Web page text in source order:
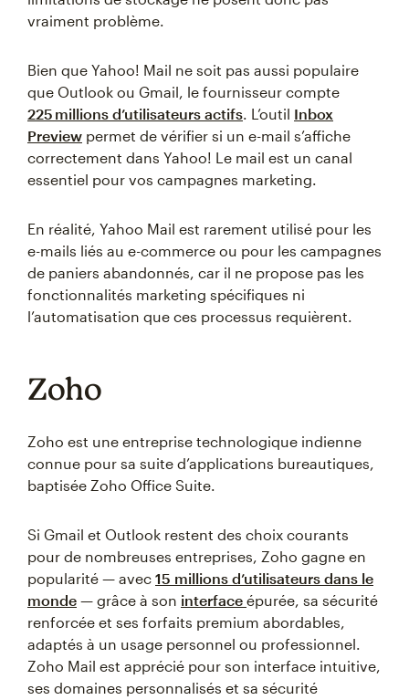
vraiment problème.
Bien que Yahoo! Mail ne soit pas aussi populaire
que Outlook ou Gmail, le fournisseur compte
225 millions d’utilisateurs actifs. L’outil Inbox
Preview permet de vérifier si un e-mail s’affiche
correctement dans Yahoo! Le mail est un canal
essentiel pour vos campagnes marketing.
En réalité, Yahoo Mail est rarement utilisé pour les
e-mails liés au e-commerce ou pour les campagnes
de paniers abandonnés, car il ne propose pas les
fonctionnalités marketing spécifiques ni
l’automatisation que ces processus requièrent.
Zoho
Zoho est une entreprise technologique indienne
connue pour sa suite d’applications bureautiques,
baptisée Zoho Office Suite.
Si Gmail et Outlook restent des choix courants
pour de nombreuses entreprises, Zoho gagne en
popularité — avec 15 millions d’utilisateurs dans le
monde — grâce à son interface épurée, sa sécurité
renforcée et ses forfaits premium abordables,
adaptés à un usage personnel ou professionnel.
Zoho Mail est apprécié pour son interface intuitive,
ses domaines personnalisés et sa sécurité